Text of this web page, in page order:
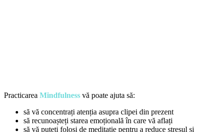
Practicarea Mindfulness vă poate ajuta să:
să vă concentrați atenția asupra clipei din prezent
să recunoașteți starea emoțională în care vă aflați
să vă puteți folosi de meditație pentru a reduce stresul și